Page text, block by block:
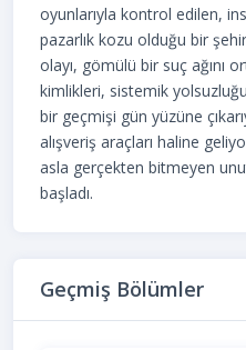
oyunlarıyla kontrol edilen,
pazarlık kozu olduğu bir
olayı, gömülü bir suç ağını
kimlikleri, sistemik
bir geçmişi gün yüzüne
alışveriş araçları haline
asla gerçekten bitmeyen
başladı.
Geçmiş Bölümler